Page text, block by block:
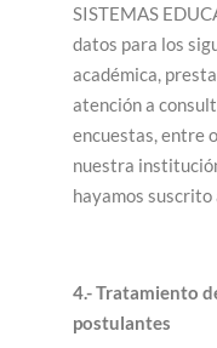
SISTEMAS
datos para los
académica,
atención a
encuestas, entre
nuestra
hayamos suscrito
4.- Tratamiento
postulantes